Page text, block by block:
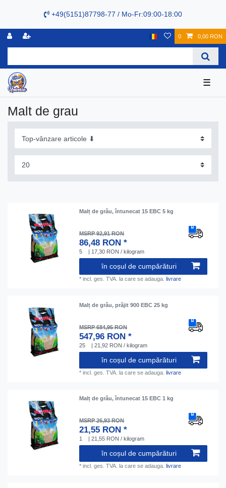
+49(5151)87798-77 / Mo-Fr:09:00-18:00
0 0,00 RON
☰
Malt de grau
Malț de grâu, întunecat 15 EBC 5 kg
MSRP 92,91 RON
86,48 RON *
5 | 17,30 RON / kilogram
în coșul de cumpărături
*incl. ges. TVA. la care se adauga. livrare
Malț de grâu, prăjit 900 EBC 25 kg
MSRP 684,95 RON
547,96 RON *
25 | 21,92 RON / kilogram
în coșul de cumpărături
*incl. ges. TVA. la care se adauga.livrare
Malț de grâu, întunecat 15 EBC 1 kg
MSRP 26,93 RON
21,55 RON *
1 | 21,55 RON / kilogram
în coșul de cumpărături
*incl. ges. TVA. la care se adauga.livrare